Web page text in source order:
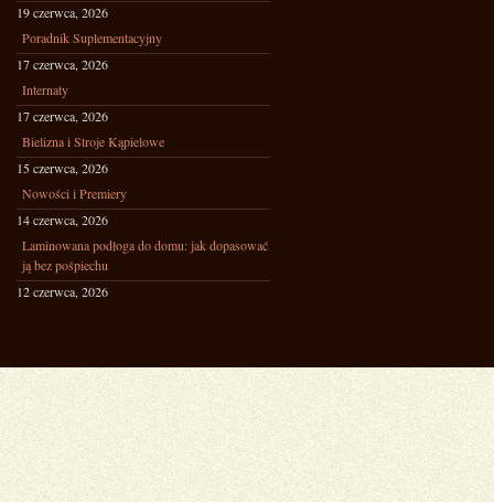
19 czerwca, 2026
Poradnik Suplementacyjny
17 czerwca, 2026
Internaty
17 czerwca, 2026
Bielizna i Stroje Kąpielowe
15 czerwca, 2026
Nowości i Premiery
14 czerwca, 2026
Laminowana podłoga do domu: jak dopasować
ją bez pośpiechu
12 czerwca, 2026